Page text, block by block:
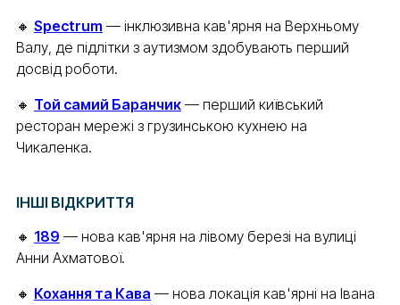
🔸 Spectrum — інклюзивна кав'ярня на Верхньому
Валу, де підлітки з аутизмом здобувають перший
досвід роботи.
🔸 Той самий Баранчик — перший київський
ресторан мережі з грузинською кухнею на
Чикаленка.
ІНШІ ВІДКРИТТЯ
🔸 189 — нова кав'ярня на лівому березі на вулиці
Анни Ахматової.
🔸 Кохання та Кава — нова локація кав'ярні на Івана